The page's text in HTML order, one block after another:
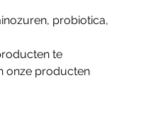
probiotica,
te
onze producten